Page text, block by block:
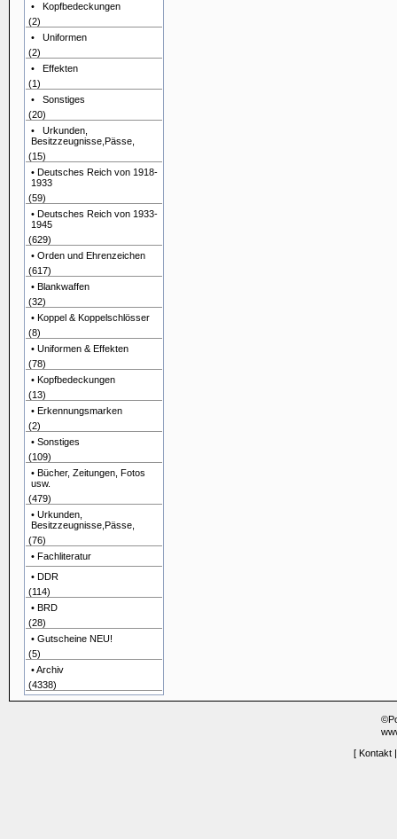
• Kopfbedeckungen
(2)
• Uniformen
(2)
• Effekten
(1)
• Sonstiges
(20)
• Urkunden,
Besitzzeugnisse,Pässe,
(15)
• Deutsches Reich von 1918-
1933
(59)
• Deutsches Reich von 1933-
1945
(629)
• Orden und Ehrenzeichen
(617)
• Blankwaffen
(32)
• Koppel & Koppelschlösser
(8)
• Uniformen & Effekten
(78)
• Kopfbedeckungen
(13)
• Erkennungsmarken
(2)
• Sonstiges
(109)
• Bücher, Zeitungen, Fotos
usw.
(479)
• Urkunden,
Besitzzeugnisse,Pässe,
(76)
• Fachliteratur
• DDR
(114)
• BRD
(28)
• Gutscheine NEU!
(5)
• Archiv
(4338)
[ Kontakt